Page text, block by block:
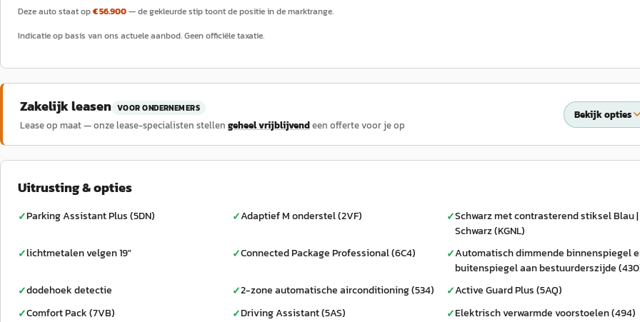
Deze auto staat op€ 56.900— de gekleurde stip toont de positie in de marktrange.
Indicatie op basis van ons actuele aanbod. Geen officiële taxatie.
Zakelijk leasen VOOR ONDERNEMERS
Lease op maat — onze lease-specialisten stellen geheel vrijblijvendeen offerte voor je op
Bekijk opties
Uitrusting & opties
✓Parking Assistant Plus (5DN) ✓Adaptief M onderstel (2VF) ✓Schwarz met contrasterend stiksel Blau |
Schwarz (KGNL)
✓lichtmetalen velgen 19" ✓Connected Package Professional (6C4) ✓Automatisch dimmende binnenspiegel
buitenspiegel aan bestuurderszijde
✓dodehoek detectie ✓2-zone automatische airconditioning (534) ✓Active Guard Plus (5AQ)
✓Comfort Pack (7VB) ✓Driving Assistant (5AS) ✓Elektrisch verwarmde voorstoelen (494)